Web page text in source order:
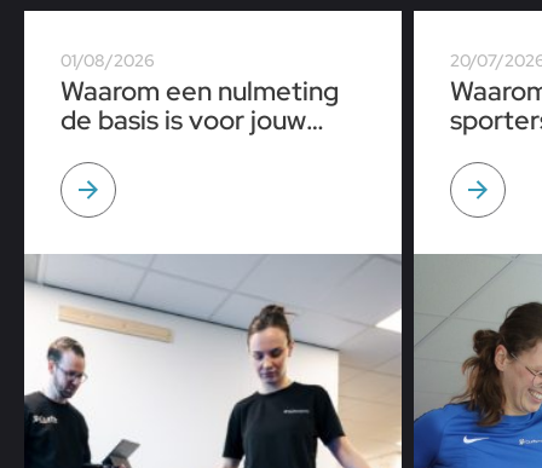
01/08/2026
Waarom een nulmeting
de basis is voor jouw
20/07/
op een